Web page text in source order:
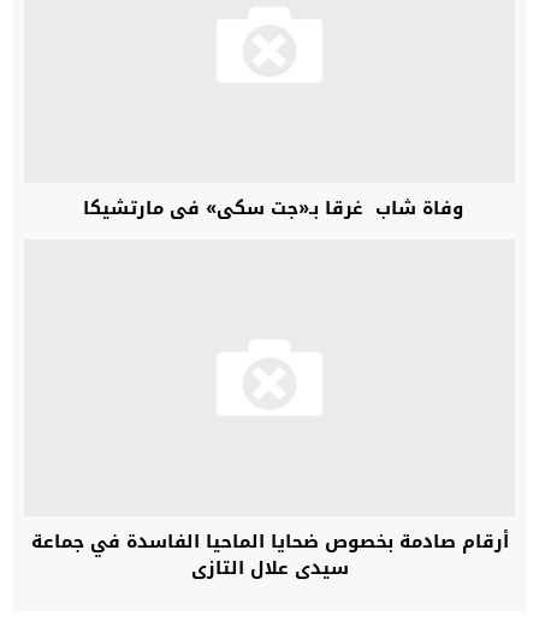
وفاة شاب غرقا بـ«جت سكي» في مارتشيكا
أرقام صادمة بخصوص ضحايا الماحيا الفاسدة في جماعة
سيدي علال التازي